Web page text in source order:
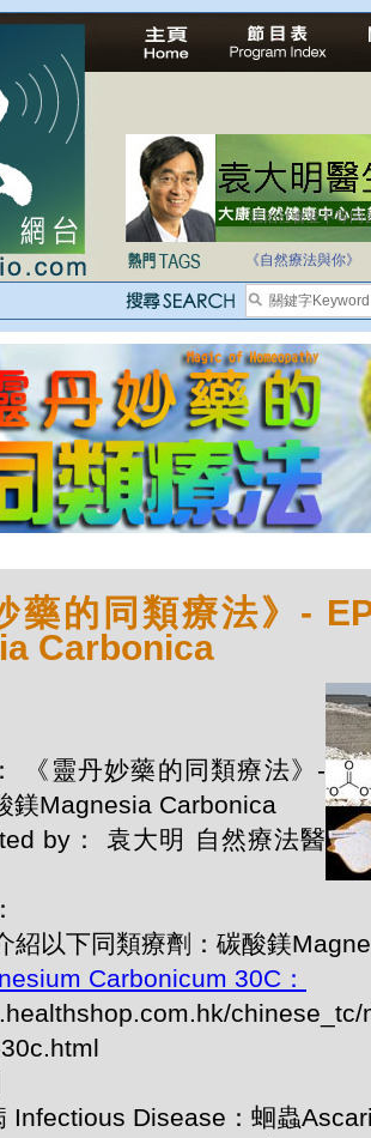
自家教育合法化-
《自然療法與你》
藥的同類療法》-
Carbonica
《靈丹妙藥的同類療法》-
鎂Magnesia Carbonica
by： 袁大明 自然療法醫
紹以下同類療劑：碳酸鎂
Carbonicum 30C：
chinese_tc/
Infectious Disease：蛔蟲